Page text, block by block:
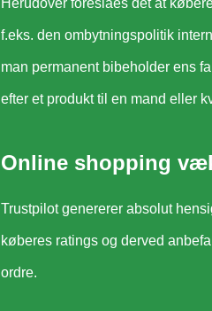
f.eks. den ombytningspolitik
man permanent bibeholder ens
efter et produkt til en mand eller
Online shopping
Trustpilot genererer absolut
køberes ratings og derved
ordre.